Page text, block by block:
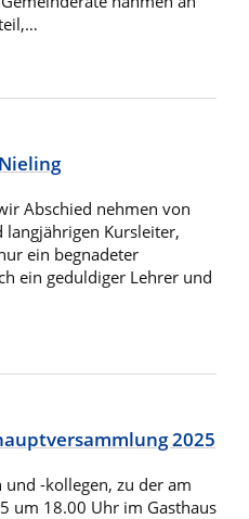
Abschied nehmen von
Kursleiter,
ein begnadeter
ein geduldiger Lehrer und
2025
-kollegen, zu der am
um 18.00 Uhr im Gasthaus